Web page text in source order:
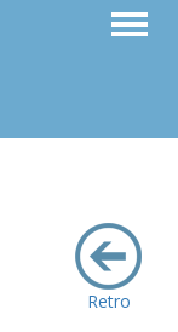
Retro